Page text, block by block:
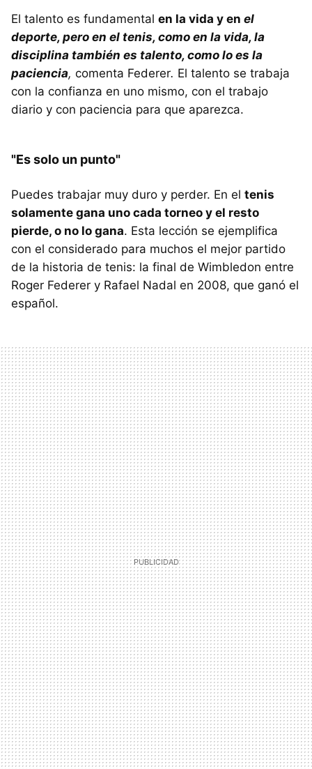
El talento es fundamental en la vida y en el
deporte, pero en el tenis, como en la vida, la
disciplina también es talento, como lo es la
paciencia, comenta Federer. El talento se trabaja
con la confianza en uno mismo, con el trabajo
diario y con paciencia para que aparezca.
"Es solo un punto"
Puedes trabajar muy duro y perder. En el tenis
solamente gana uno cada torneo y el resto
pierde, o no lo gana. Esta lección se ejemplifica
con el considerado para muchos el mejor partido
de la historia de tenis: la final de Wimbledon entre
Roger Federer y Rafael Nadal en 2008, que ganó el
español.